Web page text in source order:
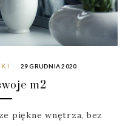
29 GRUDNIA 2020
m2
piękne wnętrza, bez